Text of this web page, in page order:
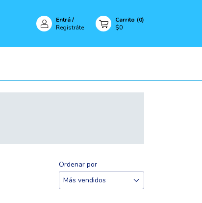
Entrá/
Registráte
Carrito (0)
$0
Ordenar por